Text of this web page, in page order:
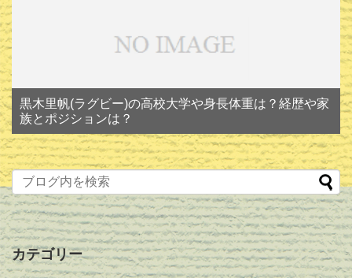
黒木里帆(ラグビー)の高校大学や身長体重は？経歴や家
族とポジションは？
カテゴリー